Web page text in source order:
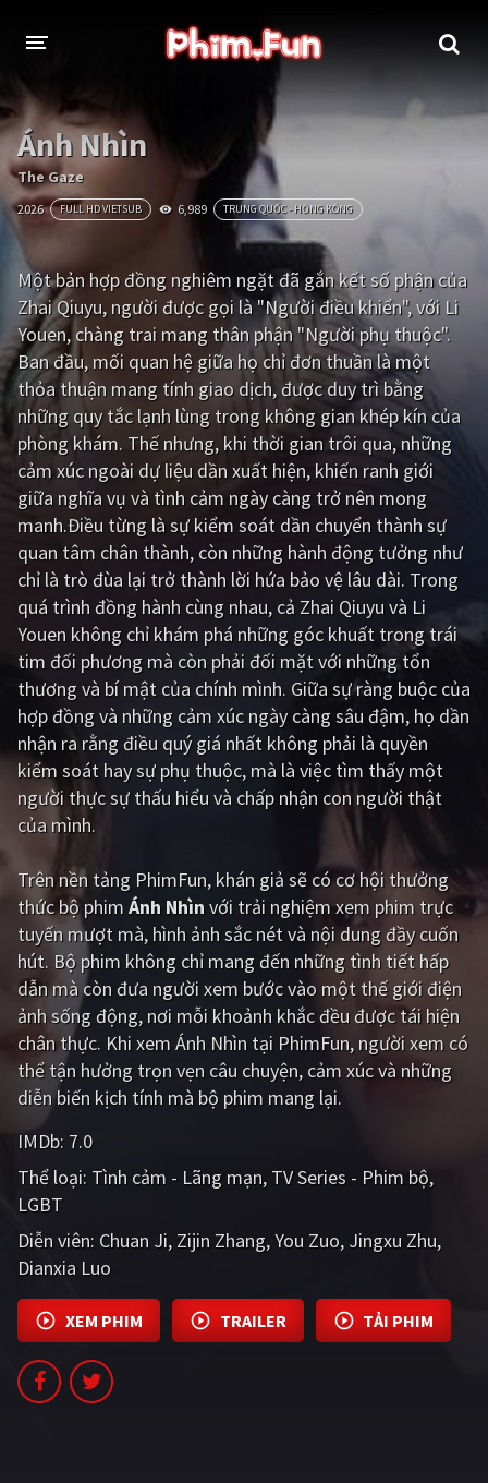
THỂ LOẠI
Thần thoại - Cổ trang Hành động
Tâm lý Chiến tranh
Võ thuật - Kiếm hiệp
Kinh dị Tội phạm - Hình sự
Phiêu lưu Hài hước
Viễn tưởng Khoa học - Tài liệu
Hoạt hình Thể thao
Tình cảm - Lãng mạn Kỳ ảo
Giật gân Gia đình
Bí ẩn Lịch sử
Viễn Tây Tiểu sử
GameShow DramaTV
QUỐC GIA
Âu - Mỹ Trung Quốc - Hồng Kông
Hàn Quốc Nhật Bản
Tổng hợp
CẬP NHẬT
PHIM MỚI
PHIM BỘ
PHIM LẺ
PHIM CHIẾU RẠP
TUYỂN TẬP PHIM
BLOG
Ánh Nhìn
The Gaze
2026 FULL HD VIETSUB 6,989 TRUNG QUỐC - HỒNG KÔNG
Một bản hợp đồng nghiêm ngặt đã gắn kết số phận của
Zhai Qiuyu, người được gọi là "Người điều khiển", với Li
Youen, chàng trai mang thân phận "Người phụ thuộc".
Ban đầu, mối quan hệ giữa họ chỉ đơn thuần là một
thỏa thuận mang tính giao dịch, được duy trì bằng
những quy tắc lạnh lùng trong không gian khép kín của
phòng khám. Thế nhưng, khi thời gian trôi qua, những
cảm xúc ngoài dự liệu dần xuất hiện, khiến ranh giới
giữa nghĩa vụ và tình cảm ngày càng trở nên mong
manh.Điều từng là sự kiểm soát dần chuyển thành sự
quan tâm chân thành, còn những hành động tưởng như
chỉ là trò đùa lại trở thành lời hứa bảo vệ lâu dài. Trong
quá trình đồng hành cùng nhau, cả Zhai Qiuyu và Li
Youen không chỉ khám phá những góc khuất trong trái
tim đối phương mà còn phải đối mặt với những tổn
thương và bí mật của chính mình. Giữa sự ràng buộc của
hợp đồng và những cảm xúc ngày càng sâu đậm, họ dần
nhận ra rằng điều quý giá nhất không phải là quyền
kiểm soát hay sự phụ thuộc, mà là việc tìm thấy một
người thực sự thấu hiểu và chấp nhận con người thật
của mình.
Trên nền tảng PhimFun, khán giả sẽ có cơ hội thưởng
thức bộ phim Ánh Nhìnvới trải nghiệm xem phim trực
tuyến mượt mà, hình ảnh sắc nét và nội dung đầy cuốn
hút. Bộ phim không chỉ mang đến những tình tiết hấp
dẫn mà còn đưa người xem bước vào một thế giới điện
ảnh sống động, nơi mỗi khoảnh khắc đều được tái hiện
chân thực. Khi xem Ánh Nhìn tại PhimFun, người xem có
thể tận hưởng trọn vẹn câu chuyện, cảm xúc và những
diễn biến kịch tính mà bộ phim mang lại.
IMDb: 7.0
Thể loại: Tình cảm - Lãng mạn TV Series - Phim bộ
LGBT
Diễn viên: Chuan Ji Zijin Zhang You Zuo Jingxu Zhu
Dianxia Luo
XEM PHIM TRAILER TẢI PHIM